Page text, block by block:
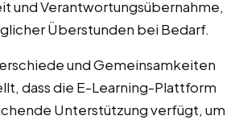
und Verantwortungsübernahme,
Überstunden bei Bedarf.
und Gemeinsamkeiten
dass die E-Learning-Plattform
Unterstützung verfügt, um